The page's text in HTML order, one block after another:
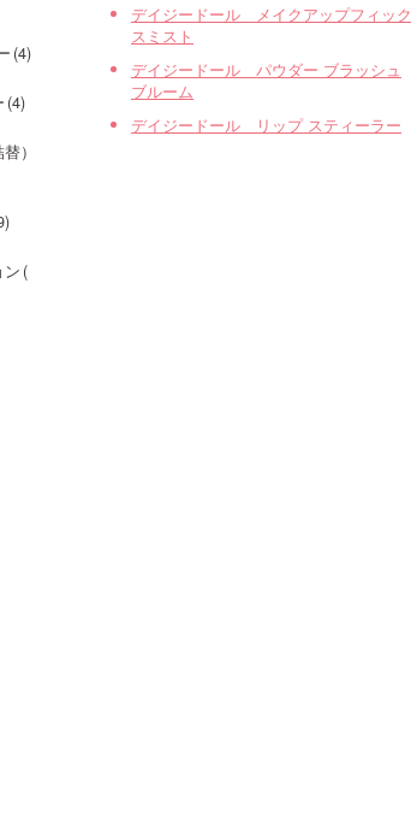
デイジードール メイクアップフィック
スミスト
デイジードール パウダー ブラッシュ
ブルーム
デイジードール リップ スティーラー
4
4
）
ン